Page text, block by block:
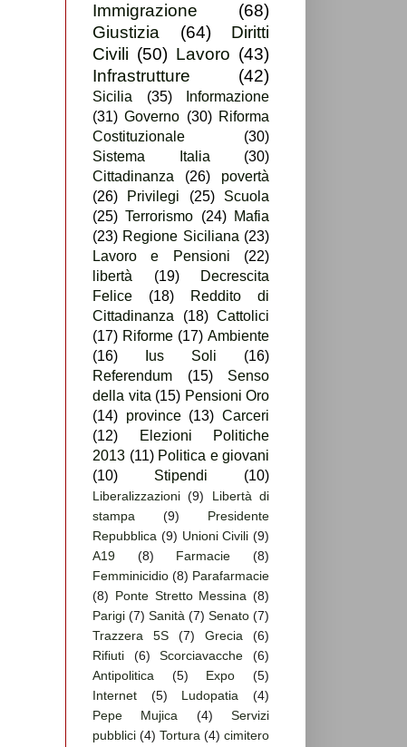
Immigrazione
(68)
Giustizia
(64)
Diritti
Civili (50) Lavoro (43)
Infrastrutture
(42)
Sicilia (35)
Informazione
(31) Governo (30) Riforma
Costituzionale
(30)
Sistema Italia
(30)
Cittadinanza
(26)
povertà
(26)
Privilegi (25)
Scuola
(25) Terrorismo (24)
Mafia
(23) Regione Siciliana (23)
Lavoro e Pensioni
(22)
libertà
(19)
Decrescita
Felice
(18)
Reddito di
Cittadinanza
(18) Cattolici
(17) Riforme (17) Ambiente
(16)
Ius Soli
(16)
Referendum
(15)
Senso
della vita (15) Pensioni Oro
(14) province (13) Carceri
(12)
Elezioni Politiche
2013 (11) Politica e giovani
(10)
Stipendi (10)
Liberalizzazioni (9)
Libertà di
stampa
(9)
Presidente
Repubblica (9) Unioni Civili (9)
A19
(8) Farmacie
(8)
Femminicidio (8) Parafarmacie
(8) Ponte Stretto Messina (8)
Parigi (7) Sanità (7) Senato (7)
Trazzera 5S
(7) Grecia
(6)
Rifiuti
(6) Scorciavacche
(6)
Antipolitica
(5) Expo
(5)
Internet
(5) Ludopatia
(4)
Pepe Mujica
(4)
Servizi
pubblici (4) Tortura (4) cimitero